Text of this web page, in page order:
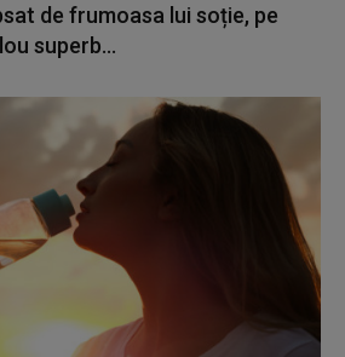
de frumoasa lui soție, pe
superb...